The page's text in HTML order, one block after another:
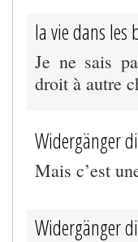
la vie dans les
Je ne sais
droit à autre
Widergänger
Mais c’est
Widergänger